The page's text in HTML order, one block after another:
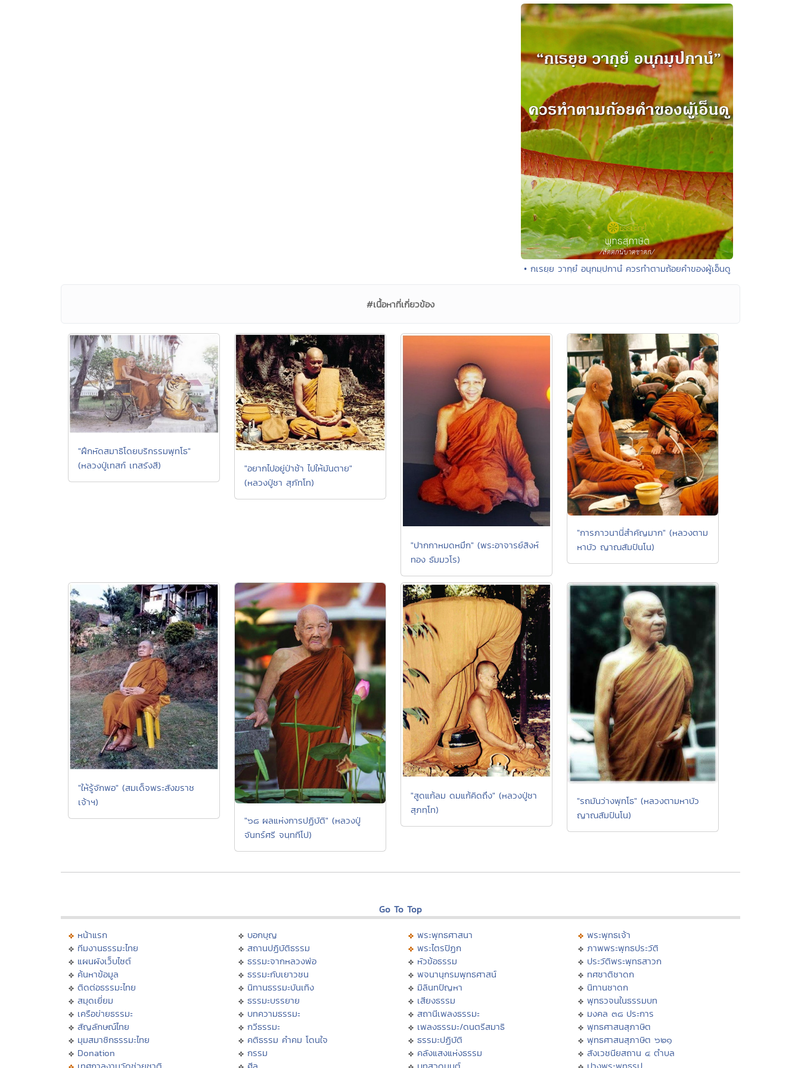
• กเรยฺย วากฺยํ อนุกมฺปกานํ ควรทำตามถ้อยคำของผู้เอ็นดู
#เนื้อหาที่เกี่ยวข้อง
"ฝึกหัดสมาธิโดยบริกรรมพุทโธ"
(หลวงปู่เทสก์ เทสรังสี)
"อยากไปอยู่ป่าช้า ไปให้มันตาย"
(หลวงปู่ชา สุภัทโท)
"ปากกาหมดหมึก" (พระอาจารย์สิงห์
ทอง ธัมมวโร)
"การภาวนานี่สำคัญมาก" (หลวงตาม
หาบัว ญาณสัมปันโน)
"ให้รู้จักพอ" (สมเด็จพระสังฆราช
เจ้าฯ)
"๖๘ ผลแห่งการปฏิบัติ" (หลวงปู่
จันทร์ศรี จนฺททีโป)
"สูดแก้ลม ดมแก้คิดถึง" (หลวงปู่ชา
สุภทฺโท)
"รถมันว่างพุทโธ" (หลวงตามหาบัว
ญาณสัมปันโน)
Go To Top
หน้าแรก
ทีมงานธรรมะไทย
แผนผังเว็บไซต์
ค้นหาข้อมูล
ติดต่อธรรมะไทย
สมุดเยี่ยม
เครือข่ายธรรมะ
สัญลักษณ์ไทย
มุมสมาชิกธรรมะไทย
Donation
บอกบุญ
สถานปฏิบัติธรรม
ธรรมะจากหลวงพ่อ
ธรรมะกับเยาวชน
นิทานธรรมะบันเทิง
ธรรมะบรรยาย
บทความธรรมะ
กวีธรรมะ
คติธรรม คำคม โดนใจ
กรรม
พระพุทธศาสนา
พระไตรปิฏก
หัวข้อธรรม
พจนานุกรมพุทธศาสน์
มิลินทปัญหา
เสียงธรรม
สถานีเพลงธรรมะ
เพลงธรรมะ/ดนตรีสมาธิ
ธรรมะปฏิบัติ
คลังแสงแห่งธรรม
พระพุทธเจ้า
ภาพพระพุทธประวัติ
ประวัติพระพุทธสาวก
ทศชาติชาดก
นิทานชาดก
พุทธวจนในธรรมบท
มงคล ๓๘ ประการ
พุทธศาสนสุภาษิต
พุทธศาสนสุภาษิต ๖๒๑
สังเวชนียสถาน ๔ ตำบล